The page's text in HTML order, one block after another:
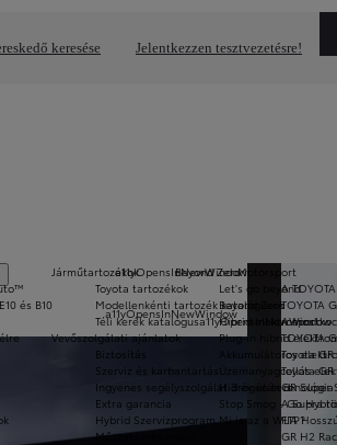
keresése Jelentkezzen tesztvezetésre!
a11yOpensInNewWindow
Járműtartozékok
Toyota tartozékok
Modellenkénti tartozék katalógusok
Téli kerék katalógusa11yOpensInNewWindow
Vevőszolgálati ajánlatok
Biztosítás
Szerviz és karbantartás
Ingyenes segélyszolgálat 3 év után is
Extra garancia
Hybrid Szervizprogram
Műszaki információ
Beyond Zero
Let's go beyond
Beyond Zero
Hibrid elektromos
Plug-in hibrid
Akkumulátoros
Üzemanyagcellás
Hidrogén technológia
Stop Smog - Go
Mi is az a WLTP?
és B10
a11yOpensInNewWindow
Motorsport
A
TOYOTA
A
TOYOTA
Toyota GR
Toyota
GR Super
A Supra
FIA
GR H2